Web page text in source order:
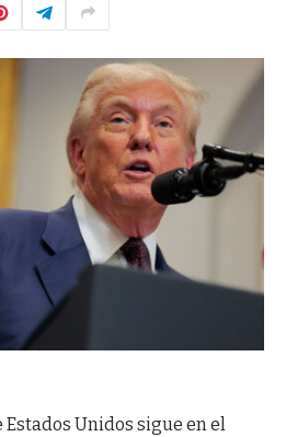
Unidos sigue en el